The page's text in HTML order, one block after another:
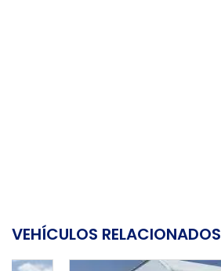
VEHÍCULOS RELACIONADOS